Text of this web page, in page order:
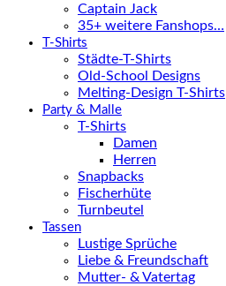
Captain Jack
35+ weitere Fanshops…
T-Shirts
Städte-T-Shirts
Old-School Designs
Melting-Design T-Shirts
Party & Malle
T-Shirts
Damen
Herren
Snapbacks
Fischerhüte
Turnbeutel
Tassen
Lustige Sprüche
Liebe & Freundschaft
Mutter- & Vatertag